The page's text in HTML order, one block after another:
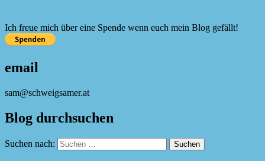
Ich freue mich über eine Spende wenn euch mein Blog gefällt!
email
sam@schweigsamer.at
Blog durchsuchen
Suchen nach: